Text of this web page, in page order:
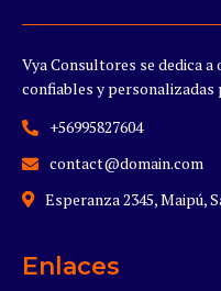
Vya Consultores se dedica
confiables y personalizadas
+56995827604
contact@domain.com
Esperanza 2345, Maipú,
Enlaces